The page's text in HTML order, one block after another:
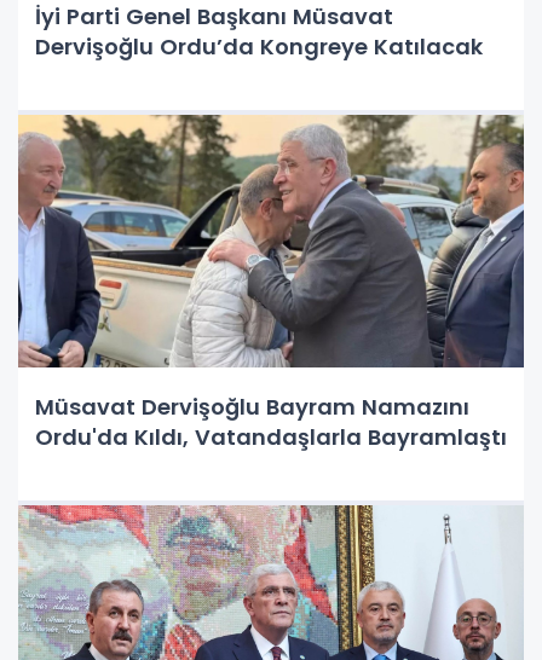
İyi Parti Genel Başkanı Müsavat
Dervişoğlu Ordu’da Kongreye Katılacak
Müsavat Dervişoğlu Bayram Namazını
Ordu'da Kıldı, Vatandaşlarla Bayramlaştı